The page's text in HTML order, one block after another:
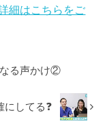
細はこちらをご
る声かけ②
してる❓